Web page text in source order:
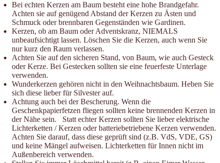
Bei echten Kerzen am Baum besteht eine hohe Brandgefahr.
Achten sie auf genügend Abstand der Kerzen zu Ästen und
Schmuck oder brennbaren Gegenständen wie Gardinen.
Kerzen, ob am Baum oder Adventskranz, NIEMALS
unbeaufsichtigt lassen. Löschen Sie die Kerzen, auch wenn Sie
nur kurz den Raum verlassen.
Achten Sie auf den sicheren Stand, von Baum, wie auch Gesteck
oder Kerze. Bei Gestecken sollten sie eine feuerfeste Unterlage
verwenden.
Wunderkerzen gehören nicht in den Weihnachtsbaum. Heben Sie
sich diese lieber für Silvester auf.
Achtung auch bei der Bescherung. Wenn die
Geschenkpapierfetzen fliegen sollten keine brennenden Kerzen in
der Nähe sein. Statt echter Kerzen sollten Sie lieber elektrische
Lichterketten / Kerzen oder batteriebetriebene Kerzen verwenden.
Achten Sie darauf, dass diese geprüft sind (z.B. VdS, VDE, GS)
und keine Mängel aufweisen. Lichterketten für Innen nicht im
Außenbereich verwenden.